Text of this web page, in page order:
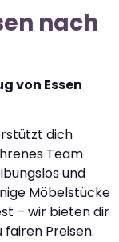
nach
von Essen
dich
Team
und
Möbelstücke
– wir bieten dir
Preisen.